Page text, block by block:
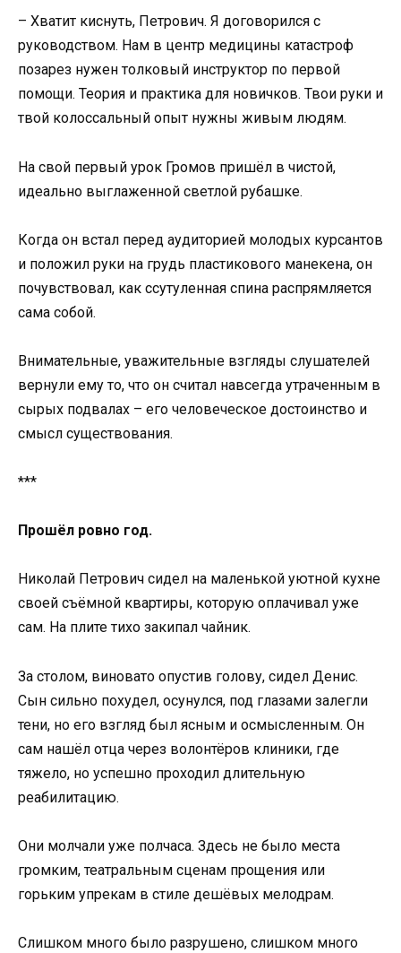
– Хватит киснуть, Петрович. Я договорился с
руководством. Нам в центр медицины катастроф
позарез нужен толковый инструктор по первой
помощи. Теория и практика для новичков. Твои руки и
твой колоссальный опыт нужны живым людям.
На свой первый урок Громов пришёл в чистой,
идеально выглаженной светлой рубашке.
Когда он встал перед аудиторией молодых курсантов
и положил руки на грудь пластикового манекена, он
почувствовал, как ссутуленная спина распрямляется
сама собой.
Внимательные, уважительные взгляды слушателей
вернули ему то, что он считал навсегда утраченным в
сырых подвалах – его человеческое достоинство и
смысл существования.
***
Прошёл ровно год.
Николай Петрович сидел на маленькой уютной кухне
своей съёмной квартиры, которую оплачивал уже
сам. На плите тихо закипал чайник.
За столом, виновато опустив голову, сидел Денис.
Сын сильно похудел, осунулся, под глазами залегли
тени, но его взгляд был ясным и осмысленным. Он
сам нашёл отца через волонтёров клиники, где
тяжело, но успешно проходил длительную
реабилитацию.
Они молчали уже полчаса. Здесь не было места
громким, театральным сценам прощения или
горьким упрекам в стиле дешёвых мелодрам.
Слишком много было разрушено, слишком много